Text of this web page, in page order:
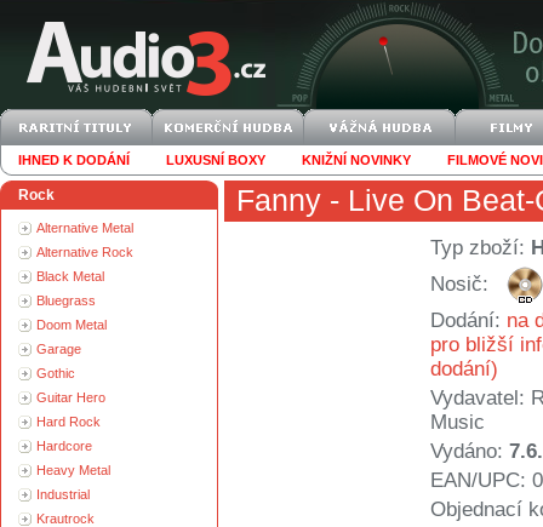
IHNED K DODÁNÍ LUXUSNÍ BOXY KNIŽNÍ NOVINKY FILMOVÉ
Rock
Alternative Metal
Alternative Rock
Black Metal
Bluegrass
Doom Metal
Garage
Gothic
Guitar Hero
Hard Rock
Hardcore
Heavy Metal
Industrial
Krautrock
Fanny - Live On
Typ zboží:
Nosič:
Dodání: na
pro bližší
dodání)
Vydavatel:
Music
Vydáno:
EAN/UPC:
Objednací